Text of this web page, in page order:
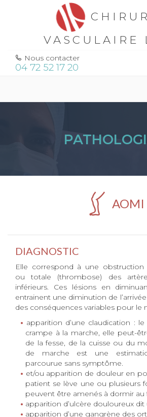
VASCULAIRE
Nous contacter
04 72 52 17 20
AOMI
DIAGNOSTIC
Elle correspond à une obstruction
ou totale (thrombose) des
inférieurs. Ces lésions en
entrainent une diminution de
des conséquences variables pour le
apparition d’une claudication :
crampe à la marche, elle peut-
de la fesse, de la cuisse ou du
de marche est une
parcourue sans symptôme.
et/ou apparition de douleur en
patient se lève une ou plusieurs
peuvent être amenés à dormir au
apparition d’ulcère douloureux dit
apparition d’une gangrène des